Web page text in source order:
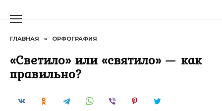
ГЛАВНАЯ » ОРФОГРАФИЯ
«Светило» или «святило» — как
правильно?